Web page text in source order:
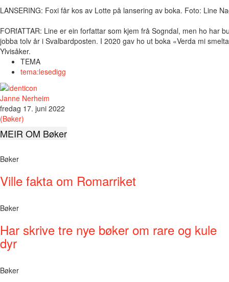
LANSERING: Foxi får kos av Lotte på lansering av boka. Foto: Line
FORfATTAR: Line er ein forfattar som kjem frå Sogndal, men ho har
jobba tolv år i Svalbardposten. I 2020 gav ho ut boka «Verda mi
Ylvisåker.
TEMA
tema:lesedigg
Janne Nerheim
fredag 17. juni 2022
(Bøker)
MEIR OM Bøker
Bøker
Ville fakta om Romarriket
Bøker
Har skrive tre nye bøker om rare og kule
dyr
Bøker